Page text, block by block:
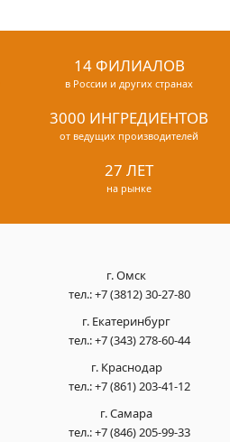
14 ФИЛИАЛОВ
в России и других странах
3000 ИНГРЕДИЕНТОВ
от ведущих производителей
27 ЛЕТ
на рынке
г. Омск
тел.:+7 (3812) 30-27-80
г. Екатеринбург
тел.:+7 (343) 278-60-44
г. Краснодар
тел.:+7 (861) 203-41-12
г. Самара
тел.:+7 (846) 205-99-33